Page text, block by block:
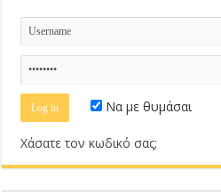
Να με θυμάσαι
Χάσατε τον κωδικό σας;